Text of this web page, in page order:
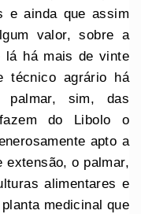
e ainda que assim
valor, sobre a
lá há mais de vinte
técnico agrário há
palmar, sim, das
do Libolo o
apto a
extensão, o palmar,
alimentares e
medicinal que